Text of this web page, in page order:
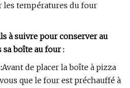
les températures du four
à suivre pour conserver au
sa boîte au four :
Avant de placer la boîte à pizza
que le four est préchauffé à